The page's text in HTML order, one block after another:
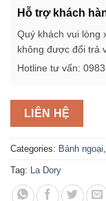
Hỗ trợ khách
Quý khách vui lòng
không được đổi trả
Hotline tư vấn:
LIÊN HỆ
Categories: Bánh ngoại
Tag: La Dory